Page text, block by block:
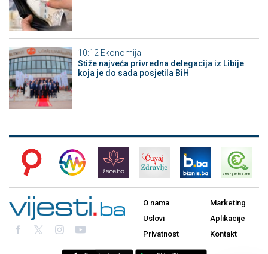
10:12 Ekonomija
Stiže najveća privredna delegacija iz Libije
koja je do sada posjetila BiH
O nama
Uslovi
Privatnost
Marketing
Aplikacije
Kontakt